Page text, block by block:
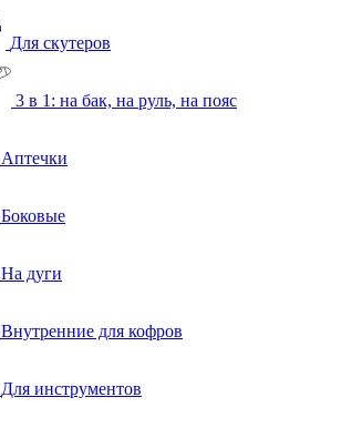
Для скутеров
3 в 1: на бак, на руль, на пояс
Аптечки
Боковые
На дуги
Внутренние для кофров
Для инструментов